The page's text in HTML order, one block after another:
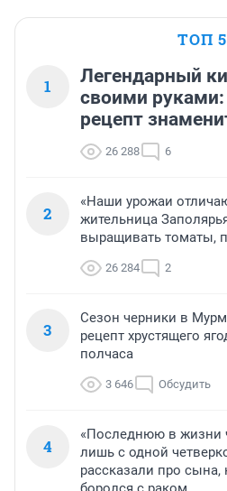
ТОП 5
1
Легендарный
своими
рецепт
26 288 6
2
«Наши урожаи
жительница
выращивать томаты,
26 284 2
3
Сезон черники в
рецепт хрустящего
полчаса
3 646 Обсудить
4
«Последнюю в жизни
лишь с одной
рассказали про